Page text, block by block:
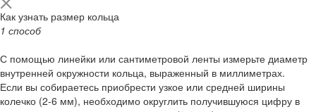
Как узнать размер кольца
1 способ
С помощью линейки или сантиметровой ленты измерьте диаметр
внутренней окружности кольца, выраженный в миллиметрах.
Если вы собираетесь приобрести узкое или средней ширины
колечко (2-6 мм), необходимо округлить получившуюся цифру в